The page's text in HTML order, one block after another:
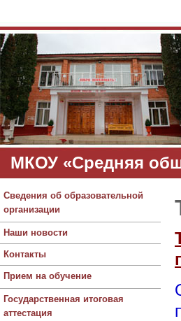
МКОУ «Средняя
Сведения об образовательной
организации
Наши новости
Контакты
Прием на обучение
Государственная итоговая
аттестация